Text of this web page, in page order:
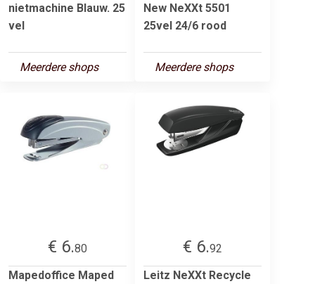
nietmachine Blauw. 25
vel
Meerdere shops
New NeXXt 5501
25vel 24/6 rood
Meerdere shops
€ 6.80
Mapedoffice Maped
€ 6.92
Leitz NeXXt Recycle